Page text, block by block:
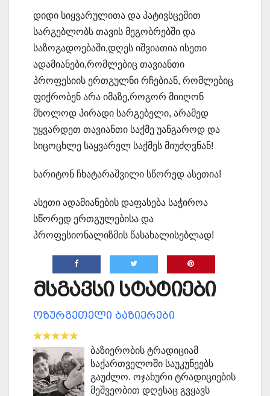
დიდი სიყვარულითა და პატივსცემით
სარგებლობს თავის მეგობრებში და
საზოგადოებაში,დღეს იშვიათია ისეთი
ადამიანები,რომლებიც თავიანთი
პროფესიის ერთგულნი რჩებიან, რომლებიც
ფიქრობენ არა იმაზე,როგორ მიიღონ
მხოლოდ პირადი სარგებელი, არამედ
უყვარდეთ თავიანთი საქმე უანგაროდ და
სიცოცხლე საყვარელ საქმეს მიუძღვნან!
ხარიტონ ჩხატარაშვილი სწორედ ასეთია!
ასეთი ადამიანების დაფასება საჭიროა
სწორედ ერთგულებისა და
პროფესიონალიზმის წასახალისებლად!
მსგავსი სტატიები
ოზურგეთელი ბაზიერები
ბაზიერობის ტრადიციამ
საქართველოში საუკუნეებს
გაუძლო. ოჯახური ტრადიციების
მეშვეობით დღესაც გვყავს